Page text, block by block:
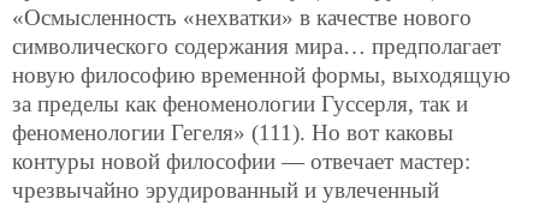
«Осмысленность «нехватки» в качестве нового
символического содержания мира… предполагает
новую философию временной формы, выходящую
за пределы как феноменологии Гуссерля, так и
феноменологии Гегеля» (111). Но вот каковы
контуры новой философии — отвечает мастер:
чрезвычайно эрудированный и увлеченный